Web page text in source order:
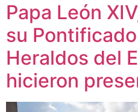
Papa León
su
Heraldos del
hicieron